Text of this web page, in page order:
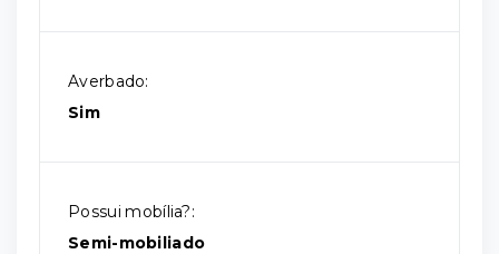
Averbado:
Sim
Possui mobília?:
Semi-mobiliado